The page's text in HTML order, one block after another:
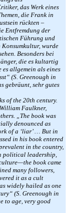
das Werk eines
die Frank in
rückten –
Entfremdung der
Führung und
Konsumkultur, wurde
Besonders bei
die es kultartig
es allgemein als eines
(S. Greenough in
gebräunt, sehr gutes
of the 20th century.
Faulkner,
„The book was
denounced as
of a ‘liar’ … But in
in his book entered
in the country,
political leadership,
book came
many followers,
it as a cult
widely hailed as one
(S. Greenough in
to age, very good